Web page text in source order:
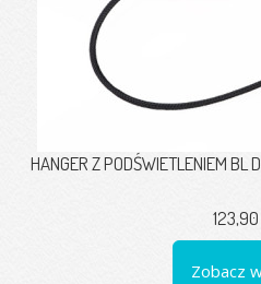
HANGER Z PODŚWIETLENIEM BL
123,90
Zobacz